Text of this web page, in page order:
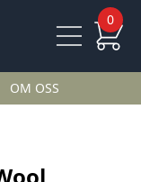
0
OM OSS